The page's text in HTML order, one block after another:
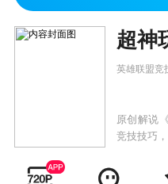
超神
英雄联盟竞
原创解说
竞技技巧